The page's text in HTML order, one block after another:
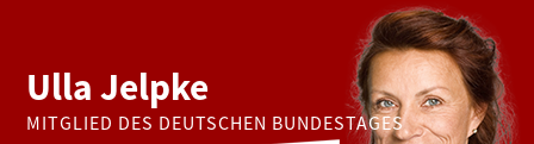
Ulla Jelpke
MITGLIED DES DEUTSCHEN BUNDESTAGES